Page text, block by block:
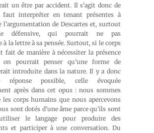
un être par accident. Il s’agit donc de
faut interpréter en tenant présentes à
l’argumentation de Descartes et, surtout
défensive, qui pourrait ne pas
à la lettre à sa pensée. Surtout, si le corps
fait de manière à nécessiter la présence
on pourrait penser qu’une forme de
introduite dans la nature. Il y a donc
réponse possible, celle évoquée
après dans cet opus : nous sommes
les corps humains que nous apercevons
sont dotés d’une âme parce qu’ils sont
le langage pour produire des
et participer à une conversation. Du